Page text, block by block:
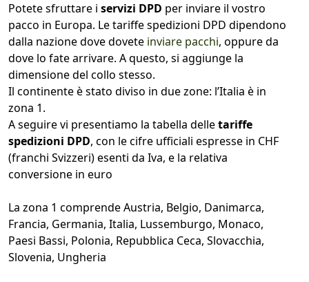
Potete sfruttare i servizi DPD per inviare il vostro
pacco in Europa. Le tariffe spedizioni DPD dipendono
dalla nazione dove dovete inviare pacchi, oppure da
dove lo fate arrivare. A questo, si aggiunge la
dimensione del collo stesso.
Il continente è stato diviso in due zone: l’Italia è in
zona 1.
A seguire vi presentiamo la tabella delletariffe
spedizioni DPD, con le cifre ufficiali espresse in CHF
(franchi Svizzeri) esenti da Iva, e la relativa
conversione in euro
La zona 1 comprende Austria, Belgio, Danimarca,
Francia, Germania, Italia, Lussemburgo, Monaco,
Paesi Bassi, Polonia, Repubblica Ceca, Slovacchia,
Slovenia, Ungheria